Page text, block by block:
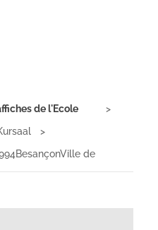
de l'Ecole
de